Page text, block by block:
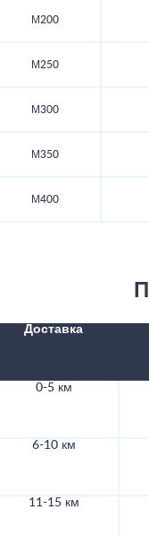
М200
М250
М300
М350
М400
Доставка
0-5 км
6-10 км
11-15 км